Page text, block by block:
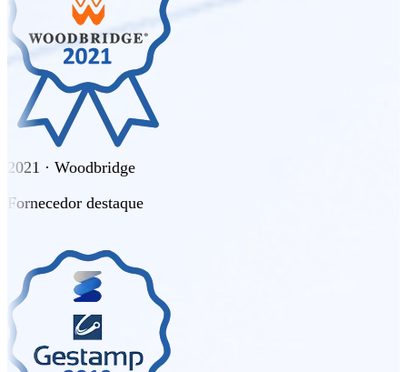
2021 · Woodbridge
Fornecedor destaque